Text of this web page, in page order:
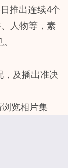
推出连续4个
人物等，素
，及播出准决
浏览相片集